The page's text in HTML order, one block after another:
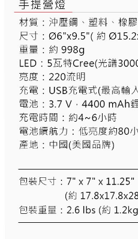
恩沛科技股份有限公司將有權停止該